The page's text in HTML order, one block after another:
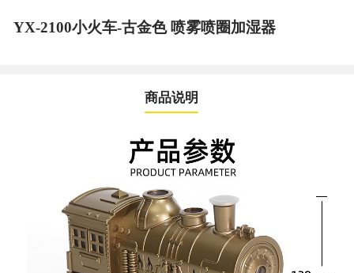
YX-2100小火车-古金色 喷雾喷圈加湿器
商品说明